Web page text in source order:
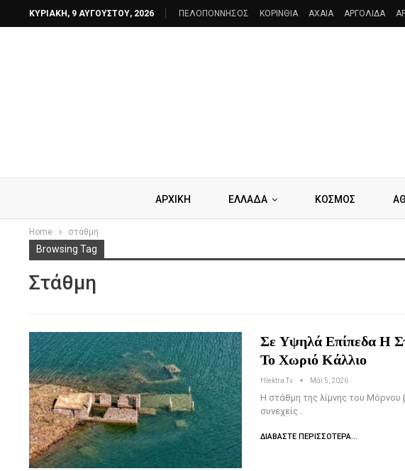
ΚΥΡΙΑΚΉ, 9 ΑΥΓΟΎΣΤΟΥ, 2026 ΠΕΛΟΠΟΝΝΗΣΟΣ ΚΟΡΙΝΘΙΑ AXAIA ΑΡΓΟΛΙΔΑ
ΑΡΧΙΚΗ ΕΛΛΑΔΑ ΚΟΣΜΟΣ
Home στάθμη
Browsing Tag
Στάθμη
Σε Υψηλά Επίπεδα Η
Το Χωριό Κάλλιο
Hlektra Tv Μάι 5, 2026
Η στάθμη της λίμνης του Μόρνου
συνεχείς…
ΔΙΑΒΆΣΤΕ ΠΕΡΙΣΣΌΤΕΡΑ...